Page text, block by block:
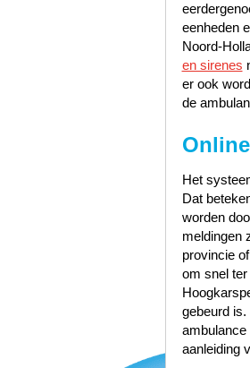
eenheden
Noord-
en sirenes
er ook
de
Het
Dat
worden
meldingen
provincie
om snel
gebeurd
ambulance
aanleiding